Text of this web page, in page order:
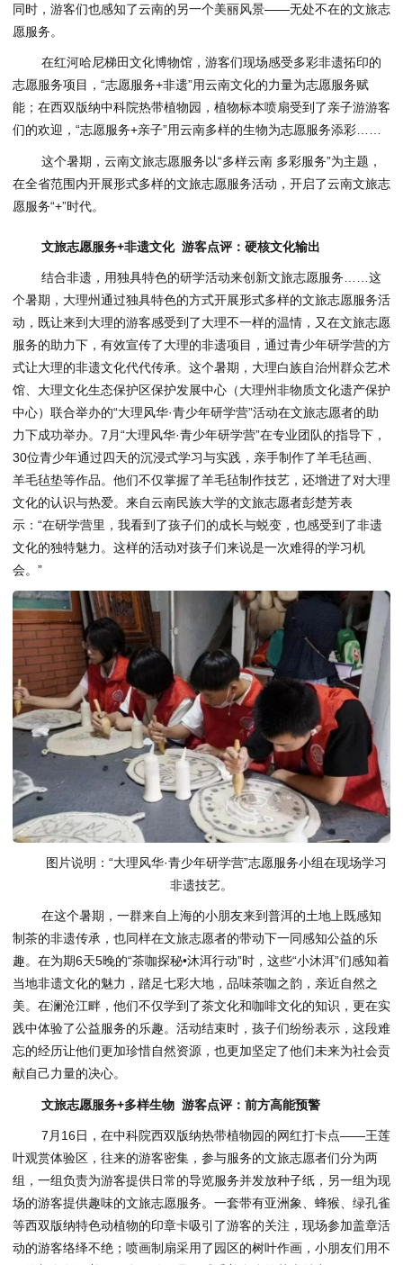
同时，游客们也感知了云南的另一个美丽风景——无处不在的文旅志
愿服务。
在红河哈尼梯田文化博物馆，游客们现场感受多彩非遗拓印的
志愿服务项目，“志愿服务+非遗”用云南文化的力量为志愿服务赋
能；在西双版纳中科院热带植物园，植物标本喷扇受到了亲子游游客
们的欢迎，“志愿服务+亲子”用云南多样的生物为志愿服务添彩……
这个暑期，云南文旅志愿服务以“多样云南 多彩服务”为主题，
在全省范围内开展形式多样的文旅志愿服务活动，开启了云南文旅志
愿服务“+”时代。
文旅志愿服务+非遗文化 游客点评：硬核文化输出
结合非遗，用独具特色的研学活动来创新文旅志愿服务……这
个暑期，大理州通过独具特色的方式开展形式多样的文旅志愿服务活
动，既让来到大理的游客感受到了大理不一样的温情，又在文旅志愿
服务的助力下，有效宣传了大理的非遗项目，通过青少年研学营的方
式让大理的非遗文化代代传承。这个暑期，大理白族自治州群众艺术
馆、大理文化生态保护区保护发展中心（大理州非物质文化遗产保护
中心）联合举办的“大理风华·青少年研学营”活动在文旅志愿者的助
力下成功举办。7月“大理风华·青少年研学营”在专业团队的指导下，
30位青少年通过四天的沉浸式学习与实践，亲手制作了羊毛毡画、
羊毛毡垫等作品。他们不仅掌握了羊毛毡制作技艺，还增进了对大理
文化的认识与热爱。来自云南民族大学的文旅志愿者彭楚芳表
示：“在研学营里，我看到了孩子们的成长与蜕变，也感受到了非遗
文化的独特魅力。这样的活动对孩子们来说是一次难得的学习机
会。”
图片说明： “大理风华·青少年研学营”志愿服务小组在现场学习
非遗技艺。
在这个暑期，一群来自上海的小朋友来到普洱的土地上既感知
制茶的非遗传承，也同样在文旅志愿者的带动下一同感知公益的乐
趣。在为期6天5晚的“茶咖探秘•沐洱行动”时，这些“小沐洱”们感知着
当地非遗文化的魅力，踏足七彩大地，品味茶咖之韵，亲近自然之
美。在澜沧江畔，他们不仅学到了茶文化和咖啡文化的知识，更在实
践中体验了公益服务的乐趣。活动结束时，孩子们纷纷表示，这段难
忘的经历让他们更加珍惜自然资源，也更加坚定了他们未来为社会贡
献自己力量的决心。
文旅志愿服务+多样生物 游客点评：前方高能预警
7月16日，在中科院西双版纳热带植物园的网红打卡点——王莲
叶观赏体验区，往来的游客密集，参与服务的文旅志愿者们分为两
组，一组负责为游客提供日常的导览服务并发放种子纸，另一组为现
场的游客提供趣味的文旅志愿服务。一套带有亚洲象、蜂猴、绿孔雀
等西双版纳特色动植物的印章卡吸引了游客的关注，现场参加盖章活
动的游客络绎不绝；喷画制扇采用了园区的树叶作画，小朋友们用不